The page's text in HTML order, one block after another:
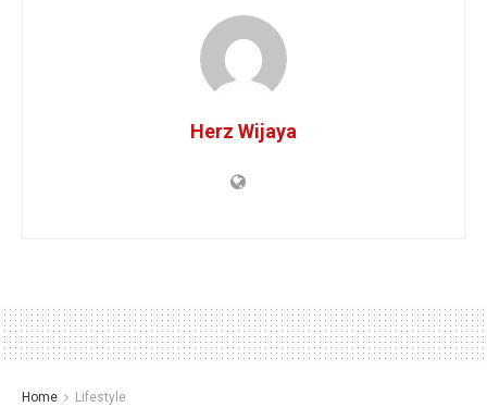
Herz Wijaya
Home Lifestyle